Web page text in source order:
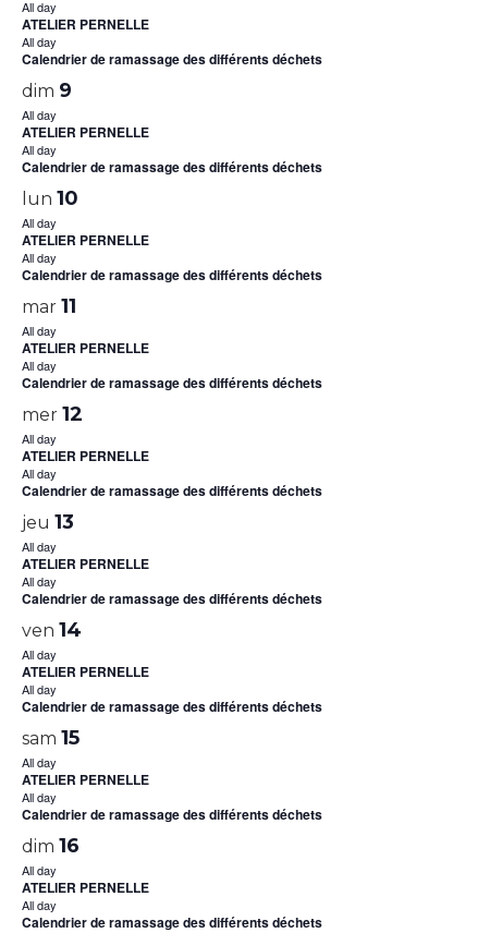
All day
ATELIER PERNELLE
All day
Calendrier de ramassage des différents déchets
dim 9
All day
ATELIER PERNELLE
All day
Calendrier de ramassage des différents déchets
lun 10
All day
ATELIER PERNELLE
All day
Calendrier de ramassage des différents déchets
mar 11
All day
ATELIER PERNELLE
All day
Calendrier de ramassage des différents déchets
mer 12
All day
ATELIER PERNELLE
All day
Calendrier de ramassage des différents déchets
jeu 13
All day
ATELIER PERNELLE
All day
Calendrier de ramassage des différents déchets
ven 14
All day
ATELIER PERNELLE
All day
Calendrier de ramassage des différents déchets
sam 15
All day
ATELIER PERNELLE
All day
Calendrier de ramassage des différents déchets
dim 16
All day
ATELIER PERNELLE
All day
Calendrier de ramassage des différents déchets